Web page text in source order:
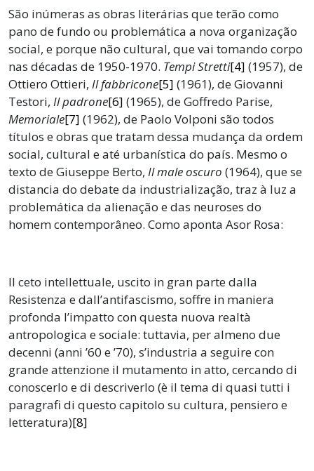
São inúmeras as obras literárias que terão como
pano de fundo ou problemática a nova organização
social, e porque não cultural, que vai tomando corpo
nas décadas de 1950-1970. Tempi Stretti[4] (1957), de
Ottiero Ottieri, Il fabbricone[5] (1961), de Giovanni
Testori, Il padrone[6] (1965), de Goffredo Parise,
Memoriale[7] (1962), de Paolo Volponi são todos
títulos e obras que tratam dessa mudança da ordem
social, cultural e até urbanística do país. Mesmo o
texto de Giuseppe Berto, Il male oscuro (1964), que se
distancia do debate da industrialização, traz à luz a
problemática da alienação e das neuroses do
homem contemporâneo. Como aponta Asor Rosa:
Il ceto intellettuale, uscito in gran parte dalla
Resistenza e dall’antifascismo, soffre in maniera
profonda l’impatto con questa nuova realtà
antropologica e sociale: tuttavia, per almeno due
decenni (anni ’60 e ’70), s’industria a seguire con
grande attenzione il mutamento in atto, cercando di
conoscerlo e di descriverlo (è il tema di quasi tutti i
paragrafi di questo capitolo su cultura, pensiero e
letteratura)[8]